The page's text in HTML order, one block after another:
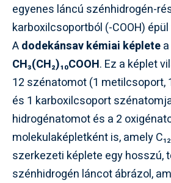
egyenes láncú szénhidrogén-
karboxilcsoportból (-COOH)
Adodekánsav kémiai képlete
CH₃(CH₂)₁₀COOH. Ez a képlet
12 szénatomot (1 metilcsoport,
és 1 karboxilcsoport
hidrogénatomot és a 2
molekulaképletként is, amely
szerkezeti képlete egy hosszú,
szénhidrogén láncot ábrázol,